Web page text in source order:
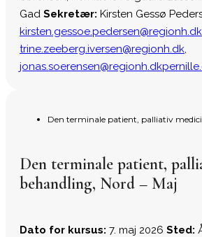
Gad Sekretær: Kirsten Gessø
kirsten.gessoe.pedersen@regionh.dk
trine.zeeberg.iversen@regionh.dk,
jonas.soerensen@regionh.dk
Den terminale patient, palliativ
Den terminale patient,
behandling, Nord – Maj
Dato for kursus: 7. maj 2026 Sted: